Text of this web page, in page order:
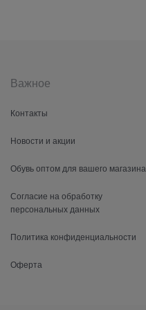
Важное
Контакты
Новости и акции
Обувь оптом для вашего магазина
Согласие на обработку
персональных данных
Политика конфиденциальности
Оферта